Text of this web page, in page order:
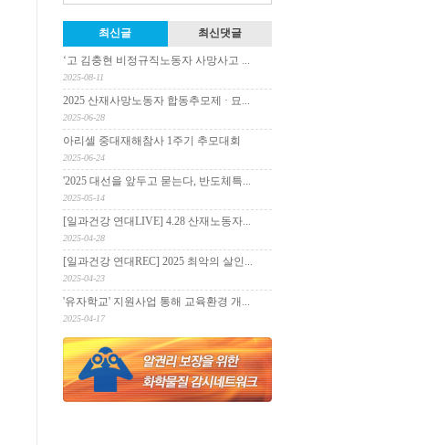
최신글 최신댓글
‘고 김충현 비정규직노동자 사망사고 ...
2025-08-11
2025 산재사망노동자 합동추모제 · 묘...
2025-06-28
아리셀 중대재해참사 1주기 추모대회
2025-06-24
'2025 대선을 앞두고 묻는다, 반도체특...
2025-05-14
[일과건강 연대LIVE] 4.28 산재노동자...
2025-04-28
[일과건강 연대REC] 2025 최악의 살인...
2025-04-23
'유자학교' 지원사업 통해 교육환경 개...
2025-04-17